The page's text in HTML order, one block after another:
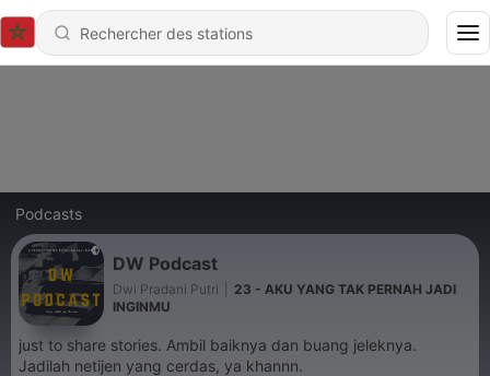
Podcasts
DW Podcast
Dwi Pradani Putri
23 - AKU YANG TAK PERNAH JADI
INGINMU
just to share stories. Ambil baiknya dan buang jeleknya.
Jadilah netijen yang cerdas, ya khannn.